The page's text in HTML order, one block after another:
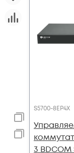
S5700-8EP4X
3 BDCOM